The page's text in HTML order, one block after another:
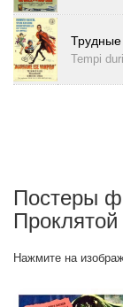
Tempi
Постеры
Нажмите на